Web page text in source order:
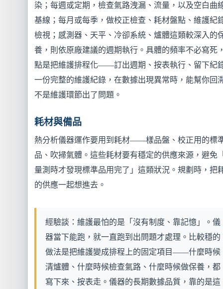
染；每週或定期，檢查氣路洩漏、流量，以及空白曲
基線；每月或每季，做校正檢查、耗材盤點、維護紀
檢視；感測器、天平、冷卻系統、爐體這類較深入的
養，則依原廠建議的週期執行。具體的頻率不必寫死
點是把維護排程化——訂出週期、按表執行、留下紀
一份完整的維護紀錄，在數據出現異常時，能幫你回
不是維護環節出了問題。
耗材與備品
熱分析儀器運作要用到耗材——樣品盤、校正用的標
品、吹掃氣體。這些耗材要有穩定的供應來源，避免
量測時才發現標準品用完了」這類狀況。規劃時，把
的供應一起想進去。
經驗談：維護最怕的是「沒有制度、靠記憶」。儀
器當下能跑，就一直跑到出問題才處理。比較穩的
做法是把維護變成排程上的固定項目——什麼時候
清爐體、什麼時候檢查氣路、什麼時候做保養，都
寫下來、按表走。儀器的長期數據品質，靠的是這